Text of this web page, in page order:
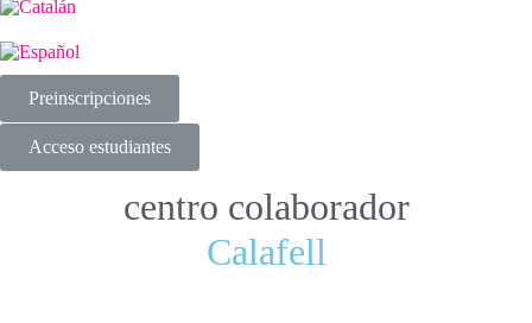
Preinscripciones
Acceso estudiantes
centro colaborador
Calafell